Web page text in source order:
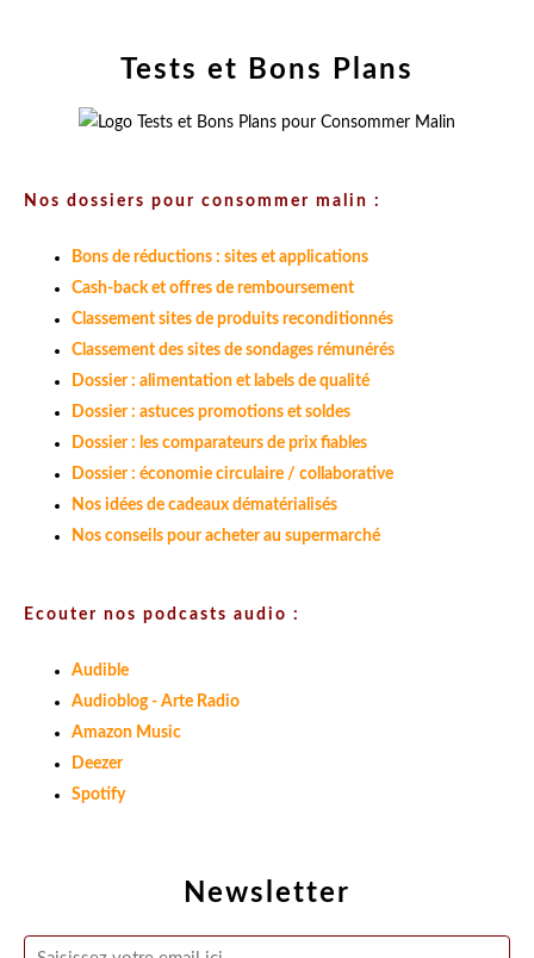
Newsletter
Tests et Bons Plans
Nos dossiers pour consommer malin :
Bons de réductions : sites et applications
Cash-back et offres de remboursement
Classement sites de produits reconditionnés
Classement des sites de sondages rémunérés
Dossier : alimentation et labels de qualité
Dossier : astuces promotions et soldes
Dossier : les comparateurs de prix fiables
Dossier : économie circulaire / collaborative
Nos idées de cadeaux dématérialisés
Nos conseils pour acheter au supermarché
Ecouter nos podcasts audio :
Audible
Audioblog - Arte Radio
Amazon Music
Deezer
Spotify